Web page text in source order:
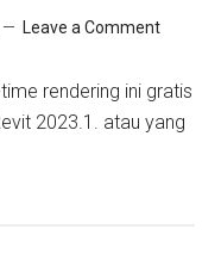
Leave a Comment
rendering ini gratis
2023.1. atau yang